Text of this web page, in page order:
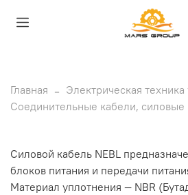
Главная Электрическая
Соединительные кабели, силовые
Силовой кабель NEBL
блоков питания и передачи
Материал уплотнения — NBR